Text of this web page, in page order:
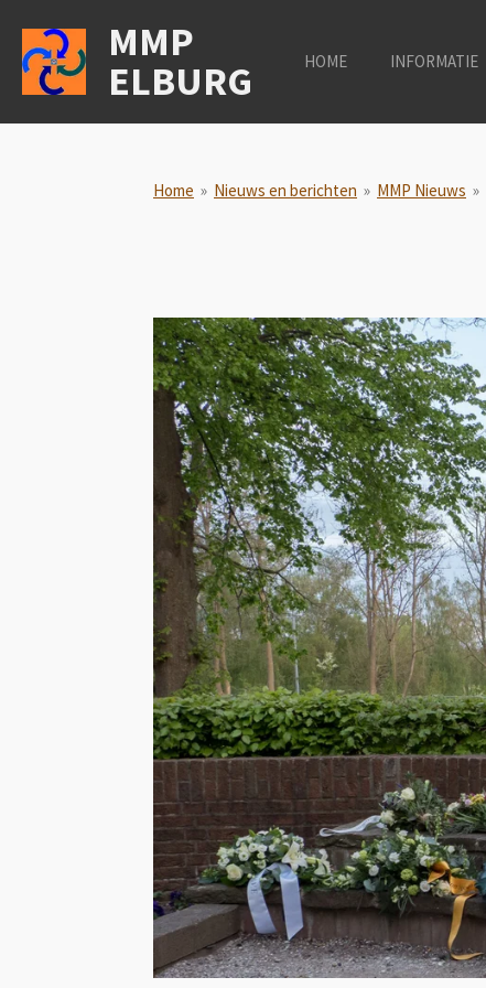
direct
naar
de
MMP
ELBURG
HOME INFORMATIE
Home » Nieuws en berichten » MMP Nieuws »